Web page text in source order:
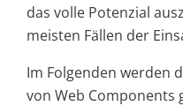
das volle Potenzial
meisten Fällen der
Im Folgenden werden
von Web Components